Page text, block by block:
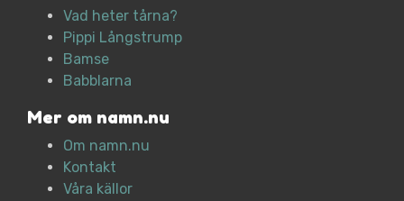
Vad heter tårna?
Pippi Långstrump
Bamse
Babblarna
Mer om namn.nu
Om namn.nu
Kontakt
Våra källor